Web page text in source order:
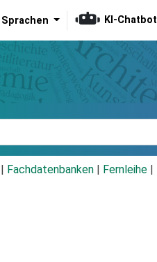
Sprachen KI-Chatbot
Fachdatenbanken Fernleihe